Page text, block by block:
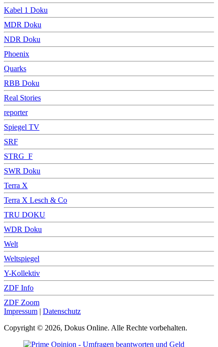
Kabel 1 Doku
MDR Doku
NDR Doku
Phoenix
Quarks
RBB Doku
Real Stories
reporter
Spiegel TV
SRF
STRG_F
SWR Doku
Terra X
Terra X Lesch & Co
TRU DOKU
WDR Doku
Welt
Weltspiegel
Y-Kollektiv
ZDF Info
ZDF Zoom
Impressum | Datenschutz
Copyright © 2026, Dokus Online. Alle Rechte vorbehalten.